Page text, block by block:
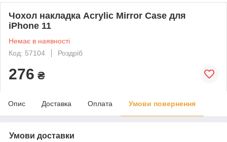
Чохол накладка Acrylic Mirror Case для
iPhone 11
Немає в наявності
Код: 57104
Роздріб
276 ₴
Опис Доставка Оплата Умови повернення
Умови доставки